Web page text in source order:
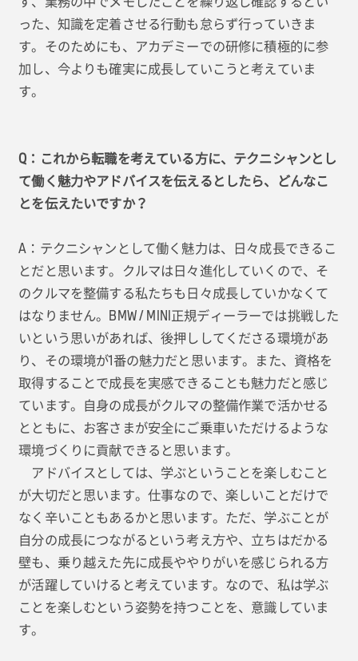
った、知識を定着させる行動も怠らず行っていきま
す。そのためにも、アカデミーでの研修に積極的に参
加し、今よりも確実に成長していこうと考えていま
す。
Q：これから転職を考えている方に、テクニシャンとし
て働く魅力やアドバイスを伝えるとしたら、どんなこ
とを伝えたいですか？
A：テクニシャンとして働く魅力は、日々成長できるこ
とだと思います。クルマは日々進化していくので、そ
のクルマを整備する私たちも日々成長していかなくて
はなりません。BMW / MINI正規ディーラーでは挑戦した
いという思いがあれば、後押ししてくださる環境があ
り、その環境が1番の魅力だと思います。また、資格を
取得することで成長を実感できることも魅力だと感じ
ています。自身の成長がクルマの整備作業で活かせる
とともに、お客さまが安全にご乗車いただけるような
環境づくりに貢献できると思います。
アドバイスとしては、学ぶということを楽しむこと
が大切だと思います。仕事なので、楽しいことだけで
なく辛いこともあるかと思います。ただ、学ぶことが
自分の成長につながるという考え方や、立ちはだかる
壁も、乗り越えた先に成長ややりがいを感じられる方
が活躍していけると考えています。なので、私は学ぶ
ことを楽しむという姿勢を持つことを、意識していま
す。